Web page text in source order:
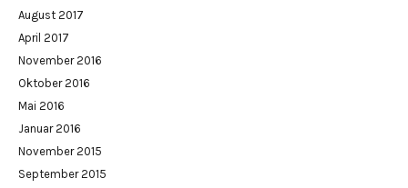
August 2017
April 2017
November 2016
Oktober 2016
Mai 2016
Januar 2016
November 2015
September 2015